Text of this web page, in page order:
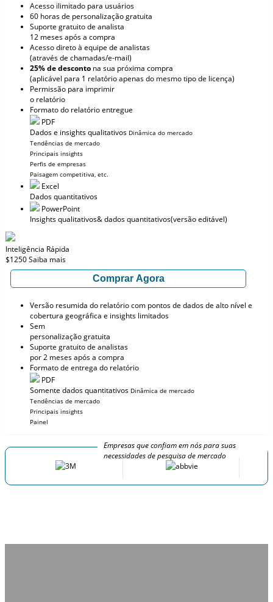
Acesso ilimitado para usuários
60 horas de personalização gratuita
Suporte gratuito de analista
12 meses após a compra
Acesso direto à equipe de analistas
(através de chamadas/e-mail)
25% de desconto na sua próxima compra
(aplicável para 1 relatório apenas do mesmo tipo de licença)
Permissão para imprimir
o relatório
Formato do relatório entregue
PDF
Dados e insights qualitativos Dinâmica do mercado
Tendências de mercado
Principais insights
Perfis de empresas
Paisagem competitiva, etc.
Excel
Dados quantitativos
PowerPoint
Insights qualitativos& dados quantitativos(versão editável)
Inteligência Rápida
$1250Saiba mais
Comprar Agora
Versão resumida do relatório com pontos de dados de alto nível e
cobertura geográfica e insights limitados
Sem
personalização gratuita
Suporte gratuito de analistas
por 2 meses após a compra
Formato de entrega do relatório
PDF
Somente dados quantitativos Dinâmica de mercado
Tendências de mercado
Principais insights
Painel
Empresas que confiam em nós para suas
necessidades de pesquisa de mercado